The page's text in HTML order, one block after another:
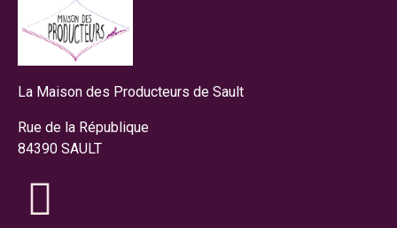
La Maison des Producteurs de Sault
Rue de la République
84390 SAULT